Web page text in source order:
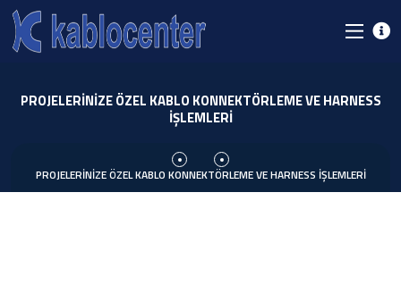
PROJELERİNİZE ÖZEL KABLO KONNEKTÖRLEME VE HARNESS
İŞLEMLERİ
PROJELERİNİZE ÖZEL KABLO KONNEKTÖRLEME VE HARNESS İŞLEMLERİ